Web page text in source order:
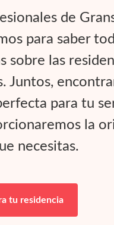
de
para saber
sobre las
Juntos,
para tu
la
necesitas.
tu residencia